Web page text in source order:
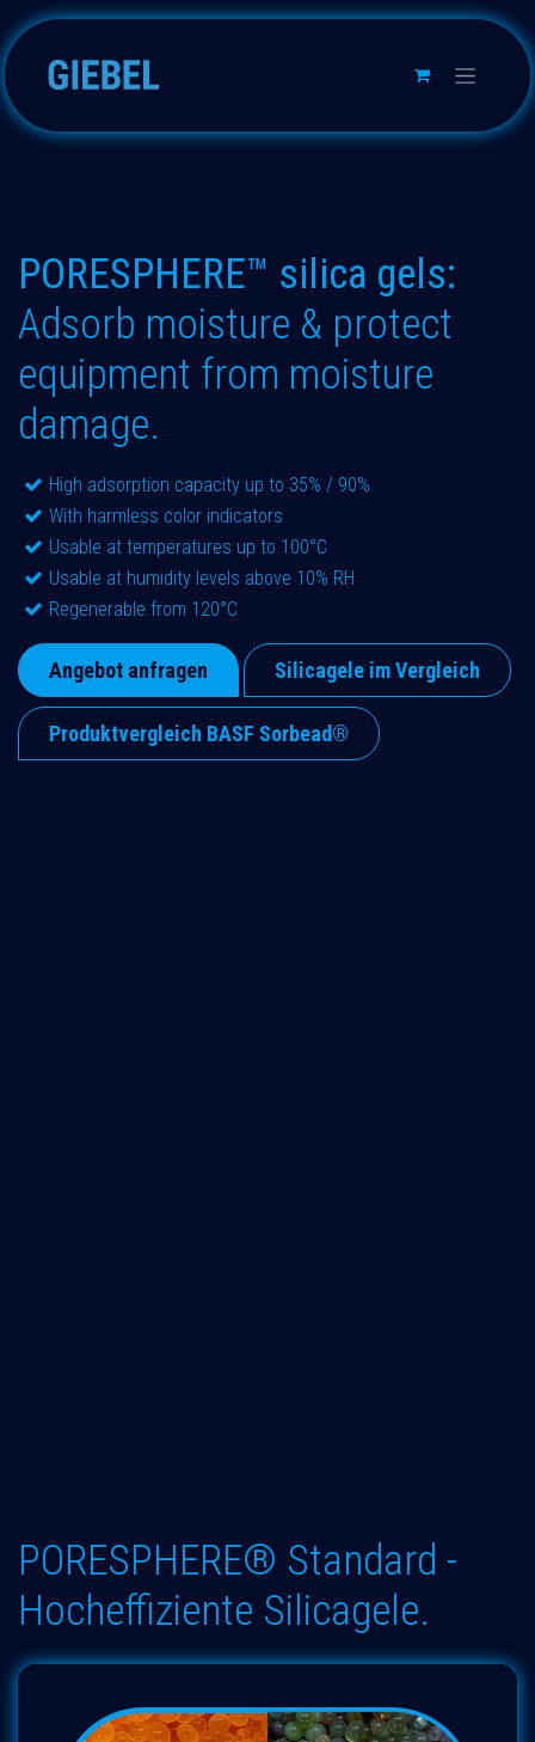
Skip to Content
PORESPHERE™ silica gels:
Adsorb moisture & protect
equipment from moisture
damage.
High adsorption capacity up to 35% / 90%
With harmless color indicators
Usable at temperatures up to 100°C
Usable at humidity levels above 10% RH
Regenerable from 120°C
Angebot anfragen Silicagele im Vergleich
Produktvergleich BASF Sorbead®
PORESPHERE® Standard -
Hocheffiziente Silicagele.